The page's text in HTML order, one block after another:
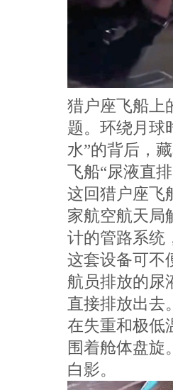
猎户座飞船上
题。环绕月球
水”的背后，
飞船“尿液直
这回猎户座飞
家航空航天局
计的管路系统
这套设备可不
航员排放的尿
直接排放出去
在失重和极低
围着舱体盘旋
白影。